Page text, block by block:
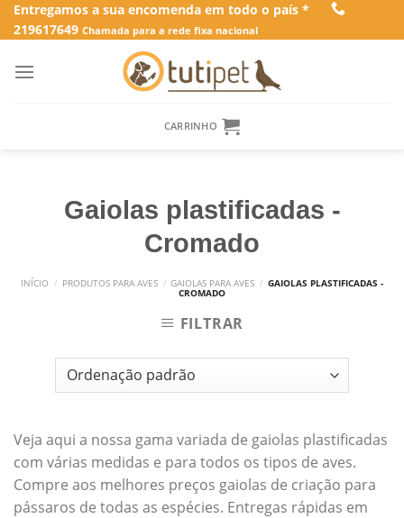
SkipEntregamos a sua encomenda em todo o país *
219617649 Chamada para a rede fixa nacional
CARRINHO
Gaiolas plastificadas -
Cromado
INÍCIO / PRODUTOS PARA AVES / GAIOLAS PARA AVES / GAIOLAS PLASTIFICADAS -
CROMADO
FILTRAR
Veja aqui a nossa gama variada de gaiolas plastificadas
com várias medidas e para todos os tipos de aves.
Compre aos melhores preços gaiolas de criação para
pássaros de todas as espécies. Entregas rápidas em